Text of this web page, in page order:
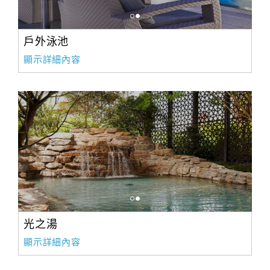
戶外泳池
顯示詳細內容
光之湯
顯示詳細內容